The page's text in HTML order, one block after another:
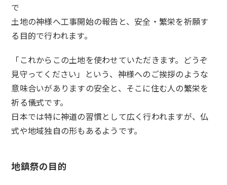
で
土地の神様へ工事開始の報告と、安全・繁栄を祈願す
る目的で行われます。
「これからこの土地を使わせていただきます。どうぞ
見守ってください」という、神様へのご挨拶のような
意味合いがありますの安全と、そこに住む人の繁栄を
祈る儀式です。
日本では特に神道の習慣として広く行われますが、仏
式や地域独自の形もあるようです。
地鎮祭の目的